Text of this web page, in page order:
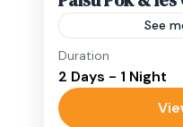
See
Circuit 2 Jours
Sulawesi Cascades
Partez pour une
Duration
2 Days - 1 Night